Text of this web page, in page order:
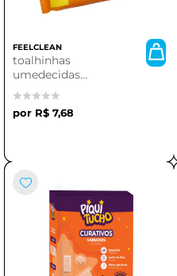
FEELCLEAN
toalhinhas
umedecidas
piquitucho | conforto
e praticidade para
seus momentos
R$ 7,68